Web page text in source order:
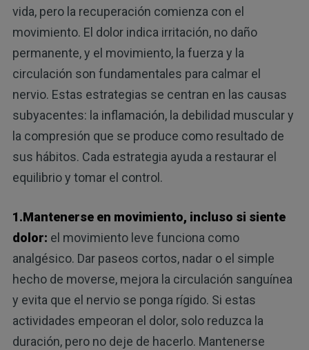
vida, pero la recuperación comienza con el
movimiento. El dolor indica irritación, no daño
permanente, y el movimiento, la fuerza y la
circulación son fundamentales para calmar el
nervio. Estas estrategias se centran en las causas
subyacentes: la inflamación, la debilidad muscular y
la compresión que se produce como resultado de
sus hábitos. Cada estrategia ayuda a restaurar el
equilibrio y tomar el control.
1.Mantenerse en movimiento, incluso si siente
dolor: el movimiento leve funciona como
analgésico. Dar paseos cortos, nadar o el simple
hecho de moverse, mejora la circulación sanguínea
y evita que el nervio se ponga rígido. Si estas
actividades empeoran el dolor, solo reduzca la
duración, pero no deje de hacerlo. Mantenerse